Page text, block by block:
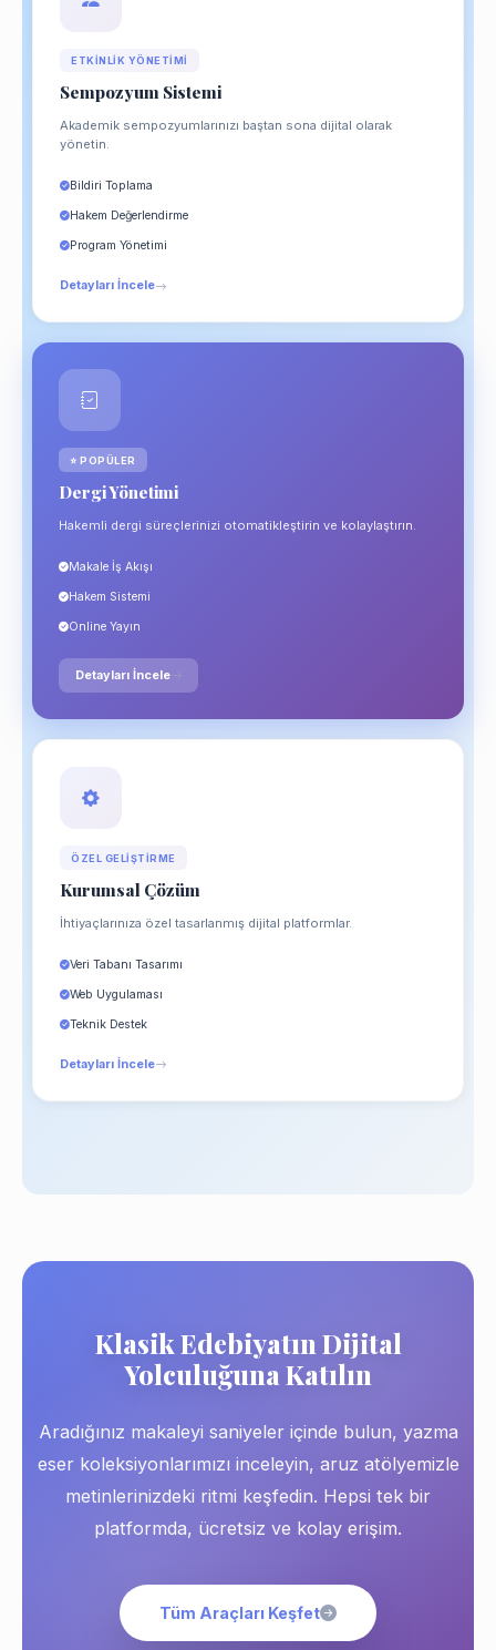
ETKINLIK YÖNETIMI
Sempozyum Sistemi
Akademik sempozyumlarınızı baştan sona dijital olarak
yönetin.
Bildiri Toplama
Hakem Değerlendirme
Program Yönetimi
Detayları İncele
⭐ POPÜLER
Dergi Yönetimi
Hakemli dergi süreçlerinizi otomatikleştirin ve kolaylaştırın.
Makale İş Akışı
Hakem Sistemi
Online Yayın
Detayları İncele
ÖZEL GELIŞTIRME
Kurumsal Çözüm
İhtiyaçlarınıza özel tasarlanmış dijital platformlar.
Veri Tabanı Tasarımı
Web Uygulaması
Teknik Destek
Detayları İncele
Klasik Edebiyatın Dijital
Yolculuğuna Katılın
Aradığınız makaleyi saniyeler içinde bulun, yazma
eser koleksiyonlarımızı inceleyin, aruz atölyemizle
metinlerinizdeki ritmi keşfedin. Hepsi tek bir
platformda, ücretsiz ve kolay erişim.
Tüm Araçları Keşfet